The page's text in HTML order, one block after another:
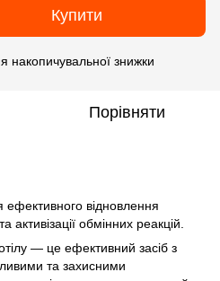
Купити
накопичувальної знижки
Порівняти
ефективного відновлення
активізації обмінних реакцій.
— це ефективний засіб з
та захисними